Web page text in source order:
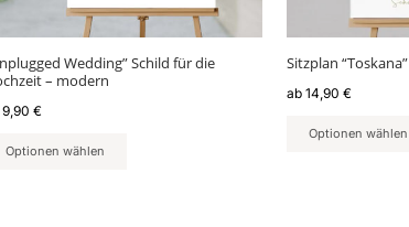
Wedding” Schild für die
– modern
9,90 €
Optionen wählen
Sitzplan “Toskana”
ab 14,90 €
Optionen wählen
Produktseite
werden